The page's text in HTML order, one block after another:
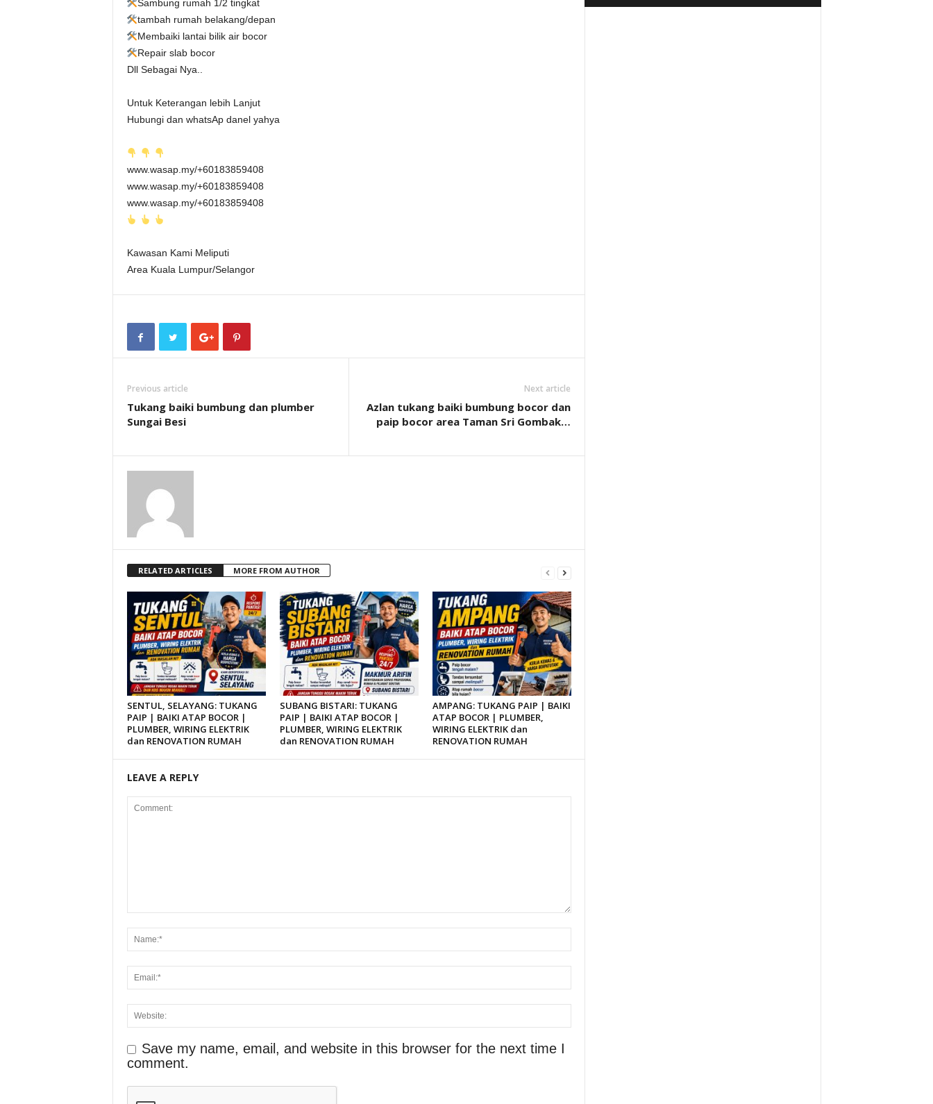
Sambung rumah 1/2 tingkat
tambah rumah belakang/depan
Membaiki lantai bilik air bocor
Repair slab bocor
Dll Sebagai Nya..
Untuk Keterangan lebih Lanjut
Hubungi dan whatsAp danel yahya
www.wasap.my/+60183859408
www.wasap.my/+60183859408
www.wasap.my/+60183859408
Kawasan Kami Meliputi
Area Kuala Lumpur/Selangor
Previous article
Tukang baiki bumbung dan plumber
Sungai Besi
Next article
Azlan tukang baiki bumbung bocor dan
paip bocor area Taman Sri Gombak…
RELATED ARTICLES MORE FROM AUTHOR
SENTUL, SELAYANG: TUKANG
PAIP | BAIKI ATAP BOCOR |
PLUMBER, WIRING ELEKTRIK
dan RENOVATION RUMAH
SUBANG BISTARI: TUKANG
PAIP | BAIKI ATAP BOCOR |
PLUMBER, WIRING ELEKTRIK
dan RENOVATION RUMAH
AMPANG: TUKANG PAIP | BAIKI
ATAP BOCOR | PLUMBER,
WIRING ELEKTRIK dan
RENOVATION RUMAH
LEAVE A REPLY
Save my name, email, and website in this browser for the next time I
comment.